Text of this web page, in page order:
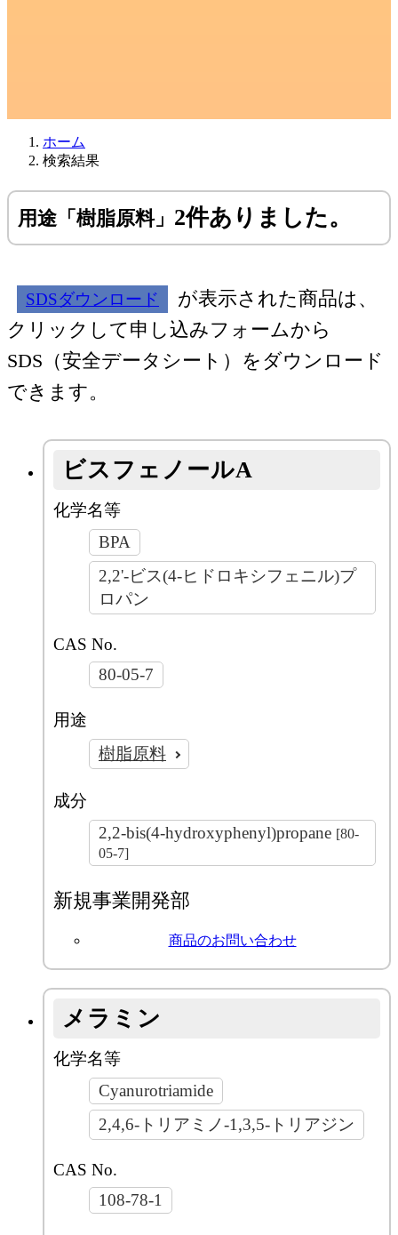
ホーム
検索結果
用途「樹脂原料」 2件ありました。
SDSダウンロード
が表示された商品は、
クリックして申し込みフォームから
SDS（安全データシート）をダウンロード
できます。
ビスフェノールA
化学名等
BPA
2,2'-ビス(4-ヒドロキシフェニル)プ
ロパン
CAS No.
80-05-7
用途
樹脂原料
成分
2,2-bis(4-hydroxyphenyl)propane [80-
05-7]
新規事業開発部
商品のお問い合わせ
メラミン
化学名等
Cyanurotriamide
2,4,6-トリアミノ-1,3,5-トリアジン
CAS No.
108-78-1